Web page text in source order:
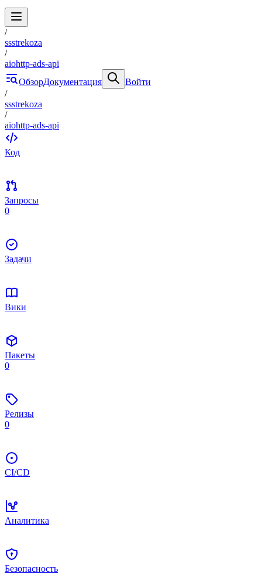
/
ssstrekoza
/
aiohttp-ads-api
ОбзорДокументация
Войти
/
ssstrekoza
/
aiohttp-ads-api
Код
Запросы
0
Задачи
Вики
Пакеты
0
Релизы
0
CI/CD
Аналитика
Безопасность